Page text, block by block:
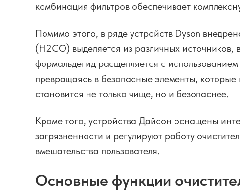
комбинация фильтров обеспечивает
Помимо этого, в ряде устройств Dyson
(H2CO) выделяется из различных
формальдегид расщепляется с
превращаясь в безопасные элементы, которые
становится не только чище, но и безопаснее.
Кроме того, устройства Дайсон оснащены
загрязненности и регулируют работу
вмешательства пользователя.
Основные функции